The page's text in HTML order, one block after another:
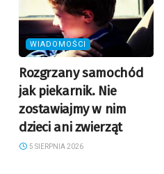
WIADOMOŚCI
Rozgrzany samochód
jak piekarnik. Nie
zostawiajmy w nim
dzieci ani zwierząt
5 SIERPNIA 2026